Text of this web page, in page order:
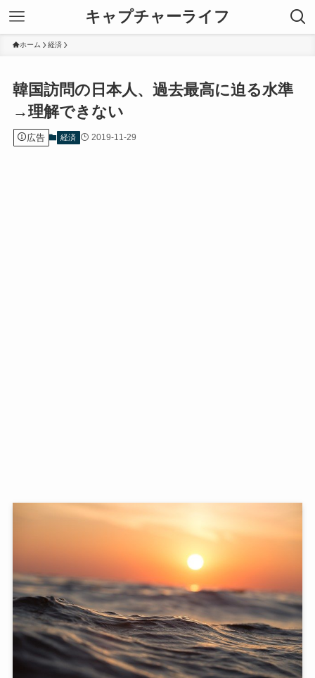
キャプチャーライフ
ホーム 経済
韓国訪問の日本人、過去最高に迫る水準
→理解できない
広告 経済 2019-11-29